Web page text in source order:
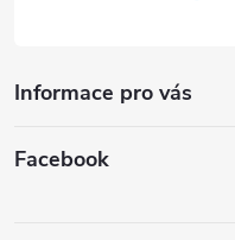
Informace pro vás
Facebook